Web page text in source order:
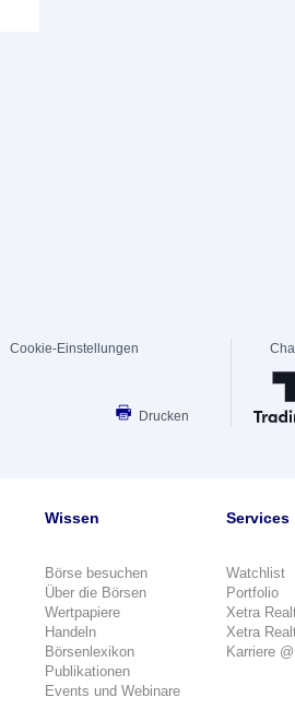
Cookie-Einstellungen
Drucken
Wissen
Börse besuchen
Über die Börsen
Wertpapiere
Handeln
Börsenlexikon
Publikationen
Events und Webinare
Services
Watchlist
Portfolio
Xetra
Xetra
Karriere